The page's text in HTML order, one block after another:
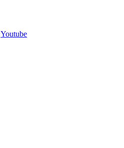
Youtube